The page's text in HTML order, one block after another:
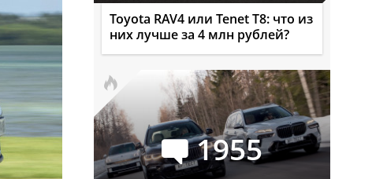
Toyota RAV4 или Tenet T8: что из
них лучше за 4 млн рублей?
1955